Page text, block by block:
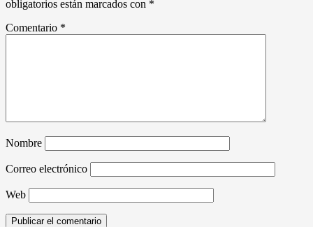
obligatorios están marcados con *
Comentario *
Nombre
Correo electrónico
Web